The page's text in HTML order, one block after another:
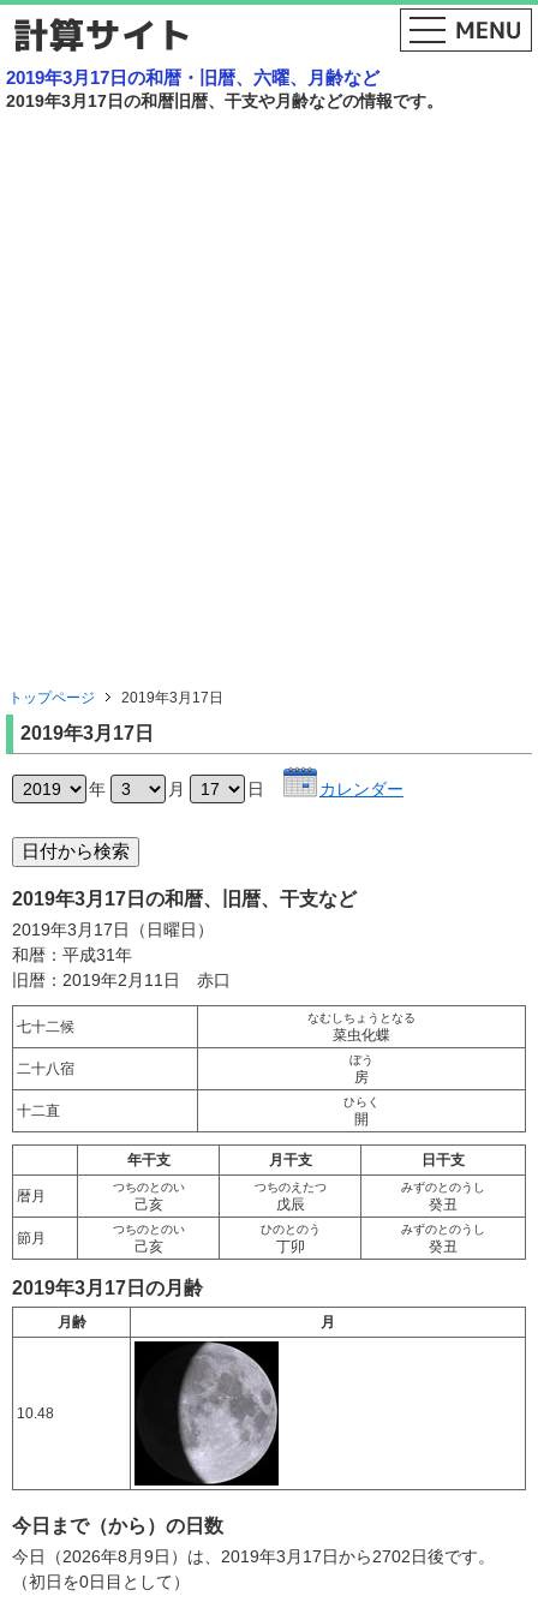
2019年3月17日の和暦・旧暦、六曜、月齢など
2019年3月17日の和暦旧暦、干支や月齢などの情報です。
トップページ 2019年3月17日
2019年3月17日
年 月 日 カレンダー
2019年3月17日の和暦、旧暦、干支など
2019年3月17日（日曜日）
和暦：平成31年
旧暦：2019年2月11日 赤口
七十二候
なむしちょうとなる
菜虫化蝶
二十八宿
ぼう
房
十二直
ひらく
開
年干支 月干支 日干支
暦月
つちのとのい
己亥
つちのえたつ
戊辰
みずのとのうし
癸丑
節月
つちのとのい
己亥
ひのとのう
丁卯
みずのとのうし
癸丑
2019年3月17日の月齢
月齢 月
10.48
今日まで（から）の日数
今日（2026年8月9日）は、2019年3月17日から2702日後です。
（初日を0日目として）